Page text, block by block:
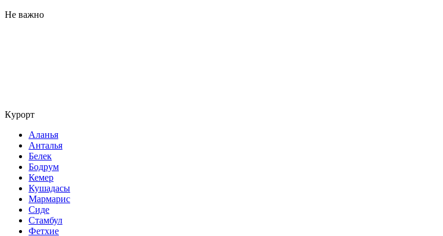
Не важно
Курорт
Аланья
Анталья
Белек
Бодрум
Кемер
Кушадасы
Мармарис
Сиде
Стамбул
Фетхие